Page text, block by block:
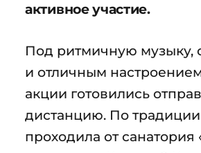
активное участие.
Под ритмичную музыку,
и отличным
акции готовились
дистанцию. По
проходила от